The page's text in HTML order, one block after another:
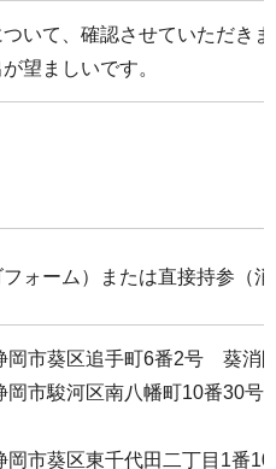
いて、確認させていただき
望ましいです。
ォーム）または直接持参（
市葵区追手町6番2号 葵消
市駿河区南八幡町10番30
市葵区東千代田二丁目1番